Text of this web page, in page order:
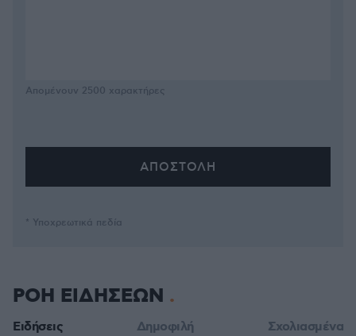
Απομένουν 2500 χαρακτήρες
* Υποχρεωτικά πεδία
ΡΟΗ ΕΙΔΗΣΕΩΝ
Ειδήσεις Δημοφιλή Σχολιασμένα